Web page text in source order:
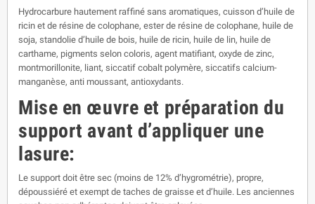
Hydrocarbure hautement raffiné sans aromatiques, cuisson d’huile de
ricin et de résine de colophane, ester de résine de colophane, huile de
soja, standolie d’huile de bois, huile de ricin, huile de lin, huile de
carthame, pigments selon coloris, agent matifiant, oxyde de zinc,
montmorillonite, liant, siccatif cobalt polymère, siccatifs calcium-
manganèse, anti moussant, antioxydants.
Mise en œuvre et préparation du
support avant d’appliquer une
lasure:
Le support doit être sec (moins de 12% d’hygrométrie), propre,
dépoussiéré et exempt de taches de graisse et d’huile. Les anciennes